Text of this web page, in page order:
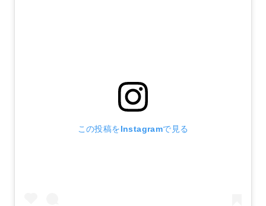
この投稿をInstagramで見る